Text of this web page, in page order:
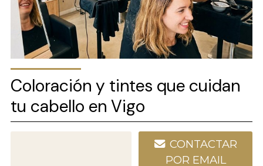
Coloración y tintes que cuidan
tu cabello en Vigo
986 227 828
CONTACTAR
POR EMAIL